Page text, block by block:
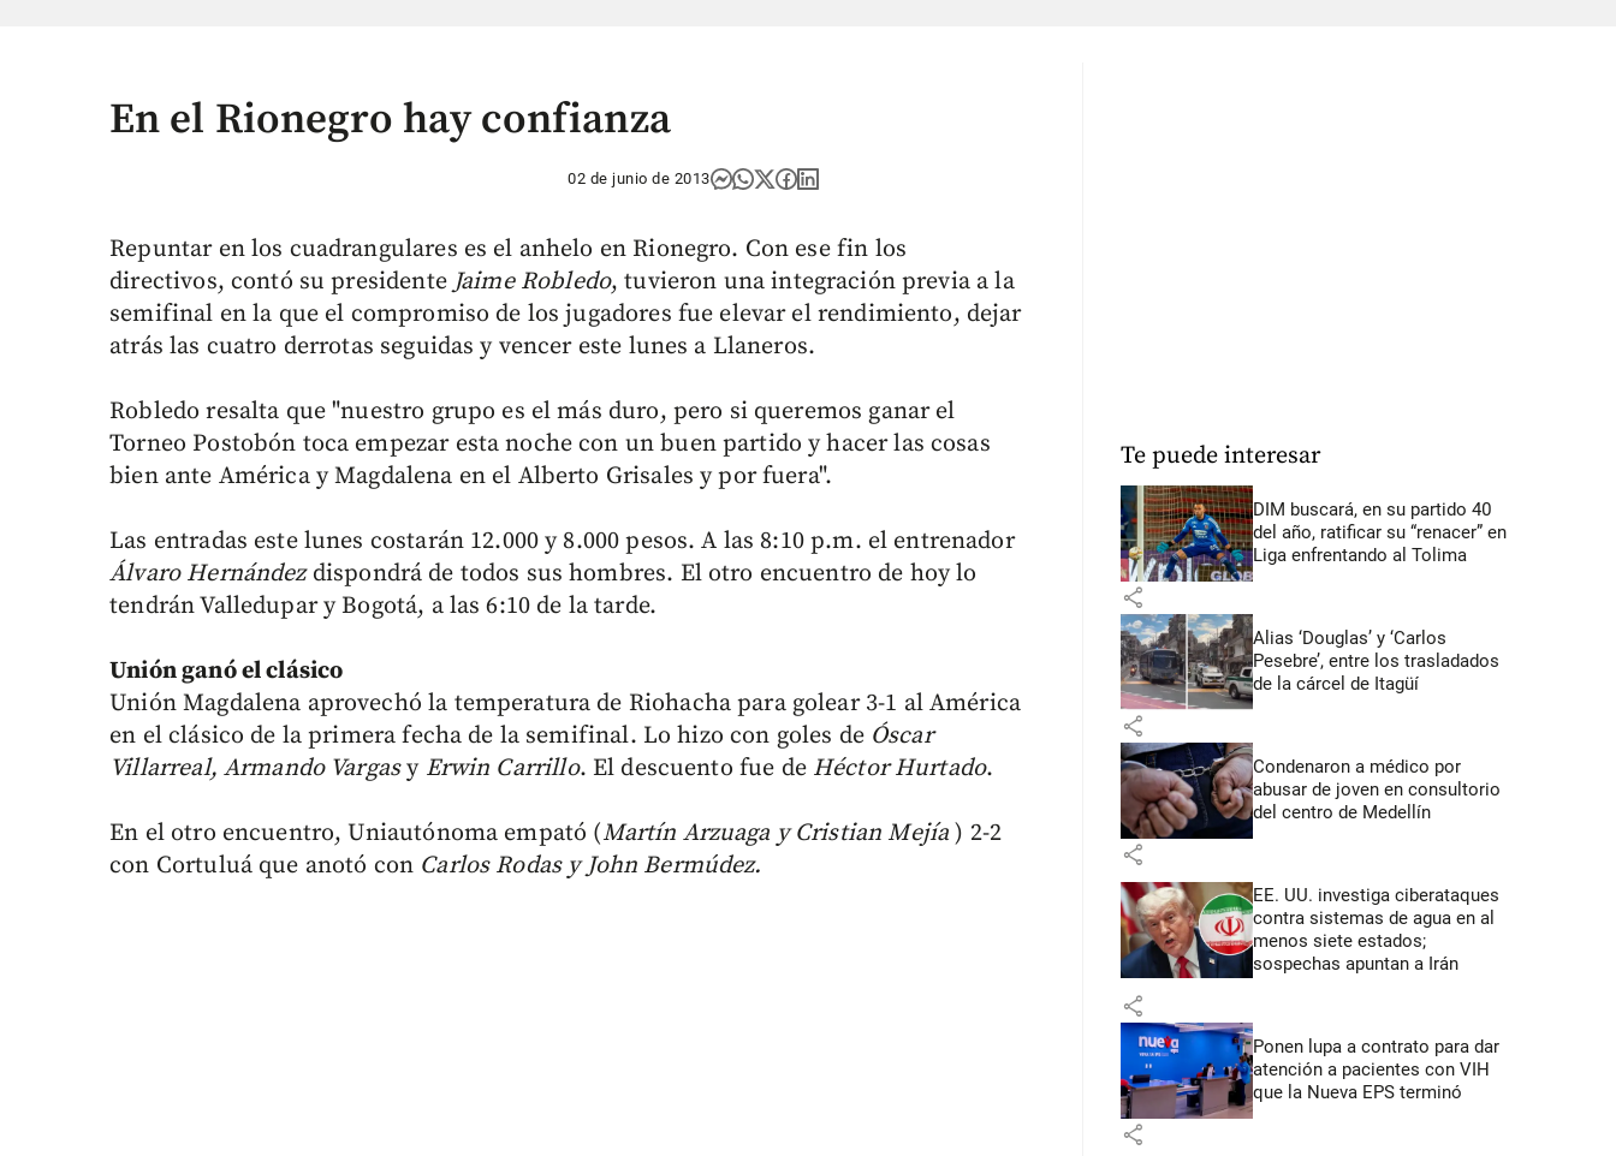
En el Rionegro hay confianza
02 de junio de 2013
Repuntar en los cuadrangulares es el anhelo en Rionegro. Con ese fin los
directivos, contó su presidenteJaime Robledo, tuvieron una integración previa a la
semifinal en la que el compromiso de los jugadores fue elevar el rendimiento, dejar
atrás las cuatro derrotas seguidas y vencer este lunes a Llaneros.
Robledo resalta que "nuestro grupo es el más duro, pero si queremos ganar el
Torneo Postobón toca empezar esta noche con un buen partido y hacer las cosas
bien ante América y Magdalena en el Alberto Grisales y por fuera".
Las entradas este lunes costarán 12.000 y 8.000 pesos. A las 8:10 p.m. el entrenador
Álvaro Hernández dispondrá de todos sus hombres. El otro encuentro de hoy lo
tendrán Valledupar y Bogotá, a las 6:10 de la tarde.
Unión ganó el clásico
Unión Magdalena aprovechó la temperatura de Riohacha para golear 3-1 al América
en el clásico de la primera fecha de la semifinal. Lo hizo con goles de Óscar
Villarreal, Armando VargasyErwin Carrillo. El descuento fue de Héctor Hurtado.
En el otro encuentro, Uniautónoma empató (Martín Arzuaga y Cristian Mejía ) 2-2
con Cortuluá que anotó con Carlos Rodas y John Bermúdez.
Te puede interesar
DIM buscará, en su partido 40
del año, ratificar su “renacer” en
Liga enfrentando al Tolima
share
Alias ‘Douglas’ y ‘Carlos
Pesebre’, entre los trasladados
de la cárcel de Itagüí
share
Condenaron a médico por
abusar de joven en consultorio
del centro de Medellín
share
EE. UU. investiga ciberataques
contra sistemas de agua en al
menos siete estados;
sospechas apuntan a Irán
share
Ponen lupa a contrato para dar
atención a pacientes con VIH
que la Nueva EPS terminó
share